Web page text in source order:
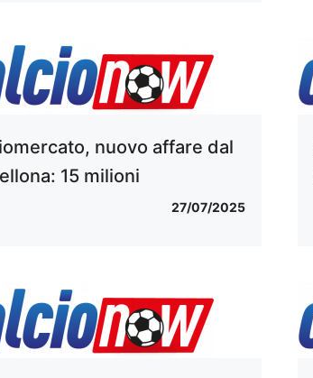
nuovo affare dal
15 milioni
27/07/2025